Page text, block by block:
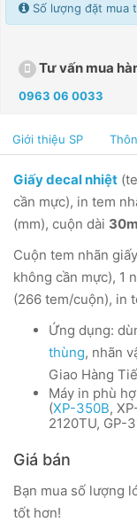
Số lượng đặt mua
Tư vấn mua
0963 06 0033
Giới thiệu SP
Giấy decal nhiệt
cần mực), in tem
(mm), cuộn dài 30m
Cuộn tem nhãn
không cần mực), 1
(266 tem/cuộn), in
Ứng dụng:
thùng, nhãn
Giao Hàng
Máy in phù
(XP-350B,
2120TU, GP-
Giá bán
Bạn mua số lượng
tốt hơn!